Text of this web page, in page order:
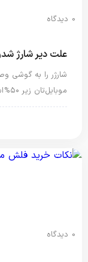
0 دیدگاه
علت دیر شارژ
شارژر را به گوشی
موبایل‌تان زیر ۵۰% است! برای راه حل این مشکل همراه ما باشید
0 دیدگاه